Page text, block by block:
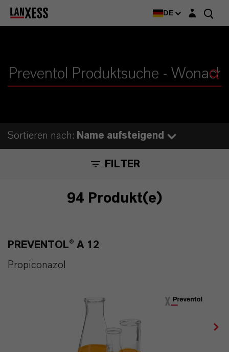
DE Login-Maske
Sortieren nach: Name aufsteigend
FILTER
94 Produkt(e)
PREVENTOL® A 12
Propiconazol